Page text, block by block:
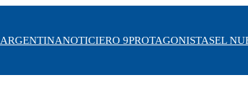
ARGENTINANOTICIERO 9PROTAGONISTASEL